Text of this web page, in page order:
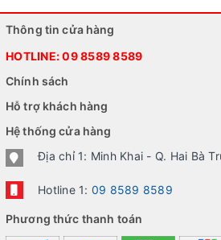
Thông tin cửa hàng
HOTLINE:09 8589 8589
Chính sách
Hỗ trợ khách hàng
Hệ thống cửa hàng
Địa chỉ 1: Minh Khai - Q. Hai Bà
Hotline 1: 09 8589 8589
Phương thức thanh toán